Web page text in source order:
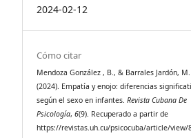
2024-02-12
Cómo citar
Mendoza González , B., & Barrales Jardón, M.
(2024). Empatía y enojo: diferencias
según el sexo en infantes.Revista Cubana De
Psicología,6(9). Recuperado a partir de
https://revistas.uh.cu/psicocuba/article/view/